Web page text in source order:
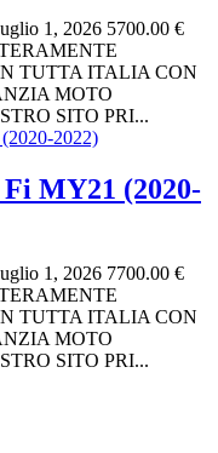
1, 2026 5700.00 €
TUTTA ITALIA CON
MOTO
SITO PRI...
MY21 (2020-
1, 2026 7700.00 €
TUTTA ITALIA CON
MOTO
SITO PRI...